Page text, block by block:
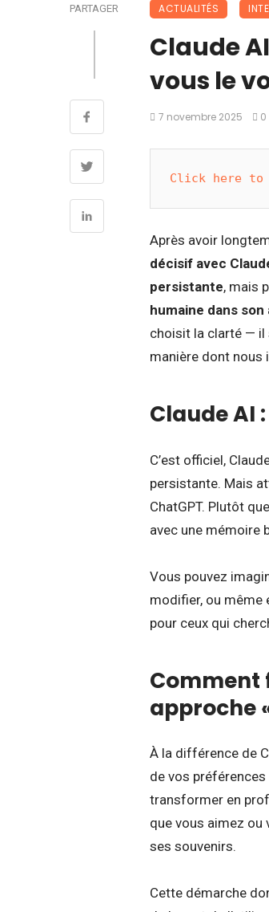
PARTAGER ACTUALITÉS
Claude
vous le
7 novembre 2025 0
Click here to
Après avoir
décisif avec
persistante, mais
humaine dans
choisit la clarté — il
manière dont nous
Claude AI
C’est officiel,
persistante. Mais
ChatGPT. Plutôt
avec une mémoire
Vous pouvez
modifier, ou même
pour ceux qui
Comment
approche
À la différence de
de vos
transformer en
que vous aimez ou
ses souvenirs.
Cette démarche